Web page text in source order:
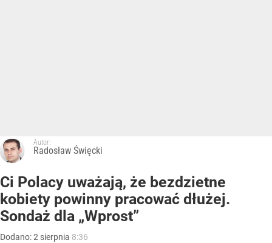
Autor:
Radosław Święcki
Ci Polacy uważają, że bezdzietne
kobiety powinny pracować dłużej.
Sondaż dla „Wprost”
Dodano:2 sierpnia 8:36